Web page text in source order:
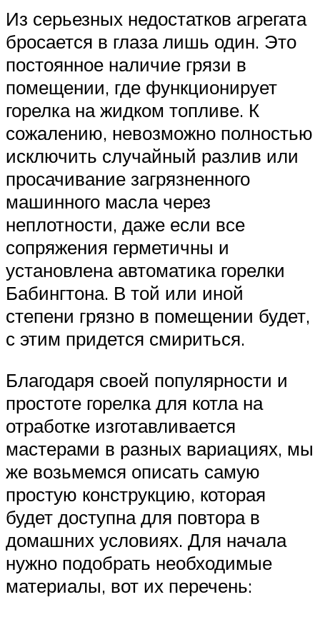
Из серьезных недостатков агрегата
бросается в глаза лишь один. Это
постоянное наличие грязи в
помещении, где функционирует
горелка на жидком топливе. К
сожалению, невозможно полностью
исключить случайный разлив или
просачивание загрязненного
машинного масла через
неплотности, даже если все
сопряжения герметичны и
установлена автоматика горелки
Бабингтона. В той или иной
степени грязно в помещении будет,
с этим придется смириться.
Благодаря своей популярности и
простоте горелка для котла на
отработке изготавливается
мастерами в разных вариациях, мы
же возьмемся описать самую
простую конструкцию, которая
будет доступна для повтора в
домашних условиях. Для начала
нужно подобрать необходимые
материалы, вот их перечень: